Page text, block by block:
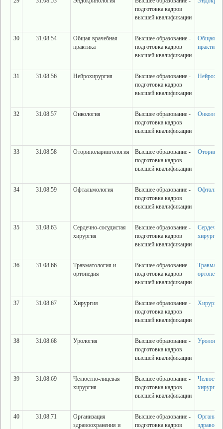
подготовка кадров
высшей квалификации
30 31.08.54
Общая врачебная
практика
Высшее образование -
подготовка кадров
высшей квалификации
Общая
практика
31 31.08.56 Нейрохирургия
Высшее образование -
подготовка кадров
высшей квалификации
32 31.08.57 Онкология
Высшее образование -
подготовка кадров
высшей квалификации
33 31.08.58 Оториноларингология
Высшее образование -
подготовка кадров
высшей квалификации
34 31.08.59 Офтальмология
Высшее образование -
подготовка кадров
высшей квалификации
35 31.08.63
Сердечно-сосудистая
хирургия
Высшее образование -
подготовка кадров
высшей квалификации
хирургия
36 31.08.66
Травматология и
ортопедия
Высшее образование -
подготовка кадров
высшей квалификации
ортопедия
37 31.08.67 Хирургия
Высшее образование -
подготовка кадров
высшей квалификации
Хирургия
38 31.08.68 Урология
Высшее образование -
подготовка кадров
высшей квалификации
Урология
39 31.08.69
Челюстно-лицевая
хирургия
Высшее образование -
подготовка кадров
высшей квалификации
хирургия
40 31.08.71
Организация
здравоохранения и
Высшее образование -
подготовка кадров